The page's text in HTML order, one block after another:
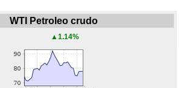
WTI Petroleo crudo
▲1.14%